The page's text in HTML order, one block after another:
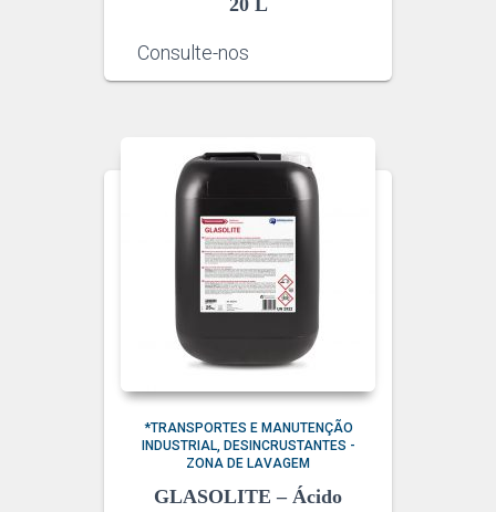
20 L
Consulte-nos
*TRANSPORTES E MANUTENÇÃO
INDUSTRIAL
DESINCRUSTANTES -
ZONA DE LAVAGEM
GLASOLITE – Ácido